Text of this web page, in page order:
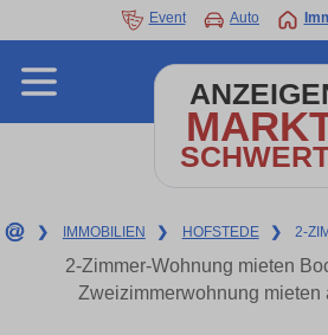
Event Auto
❯ IMMOBILIEN ❯ HOFSTEDE ❯ 2-
2-Zimmer-Wohnung mieten
Zweizimmerwohnung mieten